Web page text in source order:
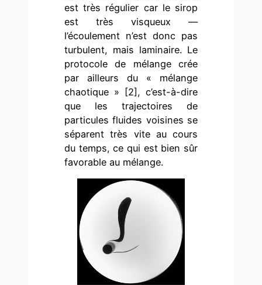
est très régulier car le sirop
est très visqueux —
l’écoulement n’est donc pas
turbulent, mais laminaire. Le
protocole de mélange crée
par ailleurs du « mélange
chaotique » [2], c’est-à-dire
que les trajectoires de
particules fluides voisines se
séparent très vite au cours
du temps, ce qui est bien sûr
favorable au mélange.